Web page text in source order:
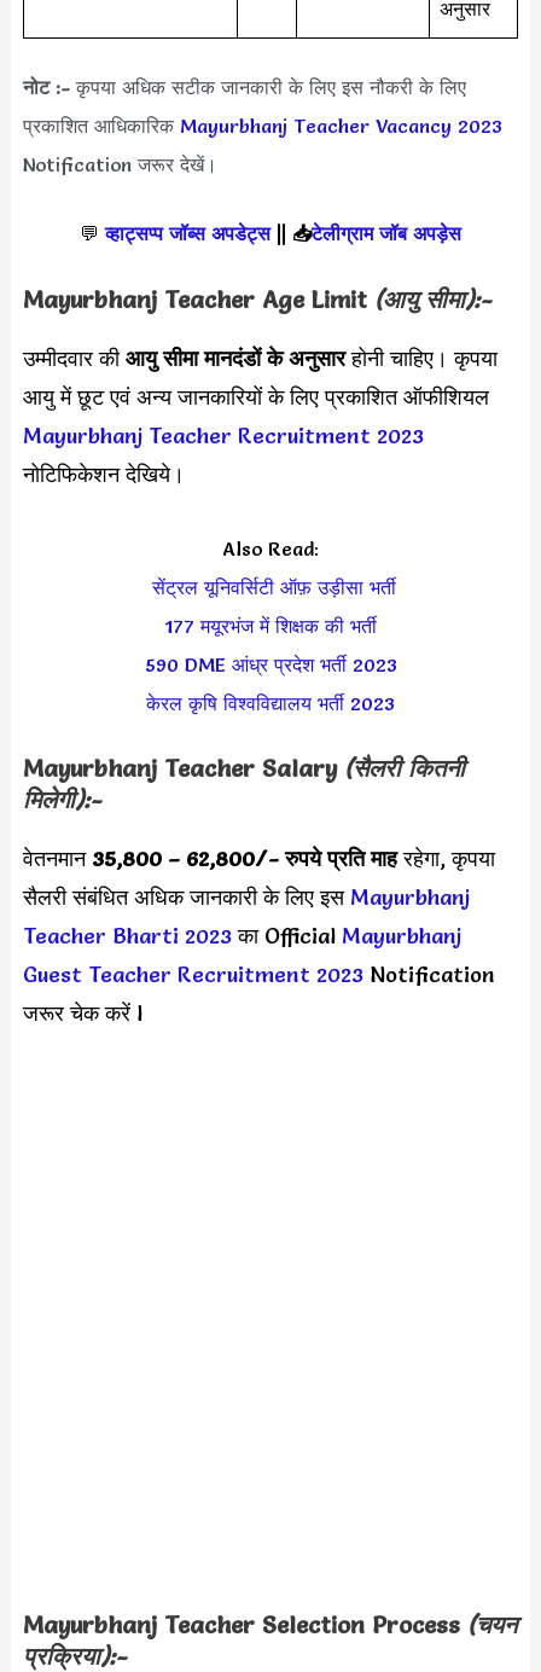
अनुसार
नोट :-कृपया अधिक सटीक जानकारी के लिए इस नौकरी के लिए
प्रकाशित आधिकारिक Mayurbhanj Teacher Vacancy 2023
Notification जरूर देखें।
💬 व्हाट्सप्प जॉब्स अपडेट्स|| 📥टेलीग्राम जॉब अपड़ेस
Mayurbhanj Teacher Age Limit (आयु सीमा):-
उम्मीदवार कीआयु सीमा मानदंडों के अनुसारहोनी चाहिए। कृपया
आयु में छूट एवं अन्य जानकारियों के लिए प्रकाशित ऑफीशियल
Mayurbhanj Teacher Recruitment 2023
नोटिफिकेशन देखिये।
Also Read:
सेंट्रल यूनिवर्सिटी ऑफ़ उड़ीसा भर्ती
177 मयूरभंज में शिक्षक की भर्ती
590 DME आंध्र प्रदेश भर्ती 2023
केरल कृषि विश्वविद्यालय भर्ती 2023
Mayurbhanj Teacher Salary (सैलरी कितनी
मिलेगी):-
वेतनमान 35,800 – 62,800/- रुपये प्रति माहरहेगा, कृपया
सैलरी संबंधित अधिक जानकारी के लिए इस Mayurbhanj
Teacher Bharti 2023का Official Mayurbhanj
Guest Teacher Recruitment 2023Notification
जरूर चेक करें l
Mayurbhanj Teacher Selection Process (चयन
प्रक्रिया):-